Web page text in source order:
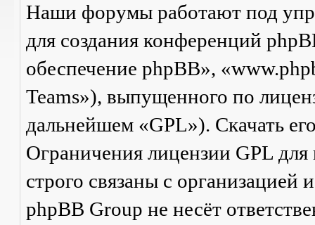
Наши форумы работают под
для создания конференций
обеспечение phpBB»,
Teams»), выпущенного по
дальнейшем «GPL»). Скачать
Ограничения лицензии GPL
строго связаны с
phpBB Group не несёт